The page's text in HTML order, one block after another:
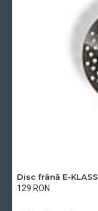
Disc frână E-KLASS
129 RON